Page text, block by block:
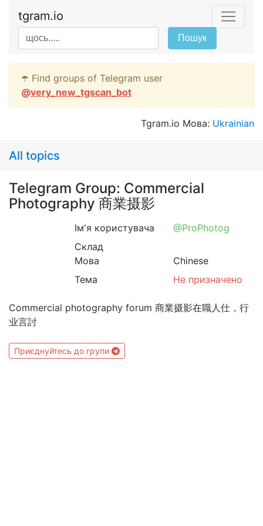
tgram.io
Пошук
☂️ Find groups of Telegram user
@very_new_tgscan_bot
Tgram.io Мова: Ukrainian
All topics
Telegram Group: Commercial
Photography 商業摄影
Ім'я користувача
@ProPhotog
Склад
Мова
Chinese
Тема
Не призначено
Commercial photography forum 商業摄影在職人仕，行
业言討
Приєднуйтесь до групи